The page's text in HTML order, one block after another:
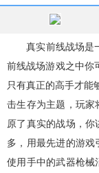
策略塔防
模拟经营
45款手游
真实前线战场是
前线战场游戏之中你
只有真正的高手才
击生存为主题，玩
原了真实的战场，
多，用最先进的游戏
使用手中的武器枪